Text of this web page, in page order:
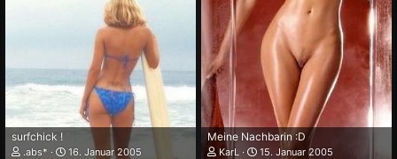
surfchick !
.abs*
16. Januar 2005
Meine Nachbarin :D
KarL
15. Januar 2005